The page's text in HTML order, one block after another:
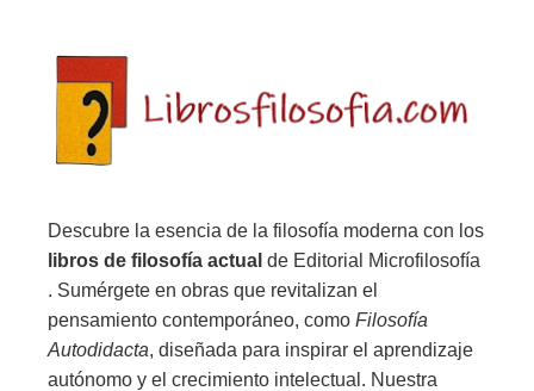
Descubre la esencia de la filosofía moderna con los
libros de filosofía actual de Editorial Microfilosofía
. Sumérgete en obras que revitalizan el
pensamiento contemporáneo, como Filosofía
Autodidacta, diseñada para inspirar el aprendizaje
autónomo y el crecimiento intelectual. Nuestra